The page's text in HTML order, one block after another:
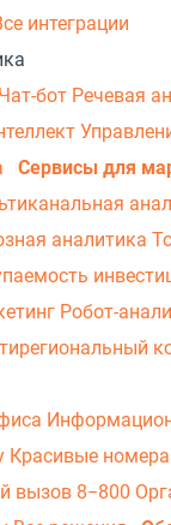
интеграции
Чат-бот Речевая
Сервисы для
аналитика
Робот-
Красивые номера
вызов 8−800